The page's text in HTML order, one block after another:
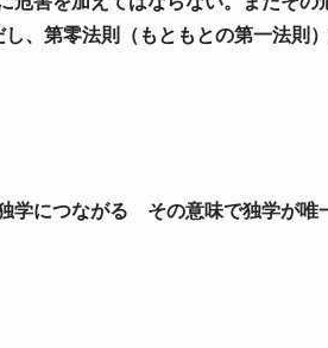
、第零法則（もともとの第一法則
学につながる その意味で独学が唯